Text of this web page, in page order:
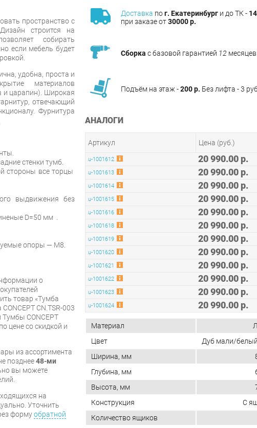
Доставка пог. Екатеринбург и до ТК -
при заказе от30000 р.
Сборка с базовой гарантией 12
Подъём на этаж -200 р. Без лифта - 3
АНАЛОГИ
Артикул Цена (руб.)
u-1001612 20 990.00 р.
u-1001613 20 990.00 р.
u-1001614 20 990.00 р.
u-1001615 20 990.00 р.
u-1001616 20 990.00 р.
u-1001618 20 990.00 р.
u-1001619 20 990.00 р.
u-1001620 20 990.00 р.
u-1001621 20 990.00 р.
u-1001622 20 990.00 р.
u-1001623 20 990.00 р.
u-1001624 20 990.00 р.
пространство с
строится на
собирать
если мебель будет
удобна, проста и
материалов
и царапин). Широкая
отвечающий
Фурнитура
стенки тумб.
стороны все торцы
выдвижения без
D=50 мм .
опоры — М8.
о
товар «Тумба
CN.TSR-003
CONCEPT
цене со скидкой и
из ассортимента
позднее48-ми
вы можете
на
Уточнить
формуобратной
Материал
Цвет
Дуб мали/
Ширина, мм
Глубина, мм
Высота, мм
Конструкция
С
Количество ящиков